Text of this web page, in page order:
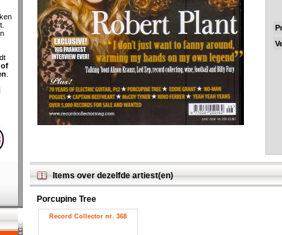
Items over dezelfde artiest(en)
Porcupine Tree
Record Collector nr. 368
of